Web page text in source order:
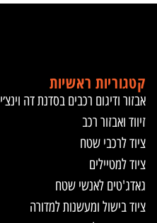
קטגוריות ראשיות
אבזור ודיגום רכבים בסדנת דה וינצ׳י
זיווד ואבזור רכב
ציוד לרכבי שטח
ציוד למטיילים
גאדג'טים לאנשי שטח
ציוד בישול ומעשנות למדורה